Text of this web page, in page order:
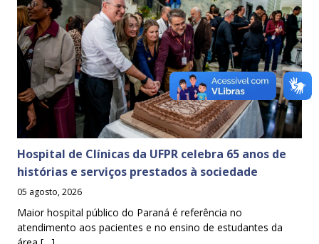
Hospital de Clínicas da UFPR celebra 65 anos de
histórias e serviços prestados à sociedade
05 agosto, 2026
Maior hospital público do Paraná é referência no
atendimento aos pacientes e no ensino de estudantes da